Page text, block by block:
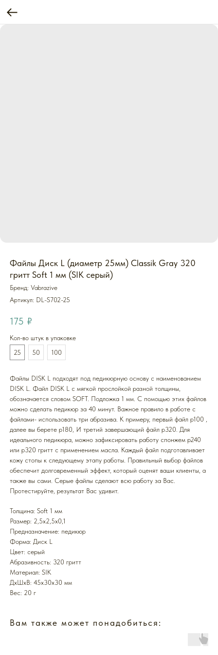
Файлы Диск L (диаметр 25мм) Classik Gray 320
гритт Soft 1 мм (SIK серый)
Бренд: Vabrazive
Артикул: DL-S702-25
175 ₽
Кол-во штук в упаковке
25
50 100
Файлы DISK L подходят под педикюрную основу с наименованием
DISK L. Файл DISK L с мягкой прослойкой разной толщины,
обозначается словом SOFT. Подложка 1 мм. С помощью этих файлов
можно сделать педикюр за 40 минут. Важное правило в работе с
файлами- использовать три абразива. К примеру, первый файл p100 ,
далее вы берете p180, И третий завершающий файл p320. Для
идеального педикюра, можно зафиксировать работу спонжем p240
или p320 гритт с применением масла. Каждый файл подготавливает
кожу стопы к следующему этапу работы. Правильный выбор файлов
обеспечит долговременный эффект, который оценят ваши клиенты, а
также вы сами. Серые файлы сделают всю работу за Вас.
Протестируйте, результат Вас удивит.
Толщина: Soft 1 мм
Размер: 2,5x2,5x0,1
Предназначение: педикюр
Форма: Диск L
Цвет: серый
Абразивность: 320 гритт
Mатериал: SIK
ДxШxВ: 45x30x30 мм
Вес: 20 г
Вам также может понадобиться: